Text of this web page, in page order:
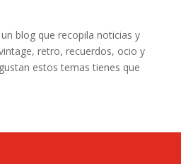
blog que recopila noticias y
retro, recuerdos, ocio y
estos temas tienes que